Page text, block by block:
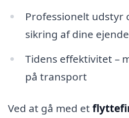
Professionelt udstyr
sikring af dine
Tidens effektivitet –
på transport
Ved at gå med et